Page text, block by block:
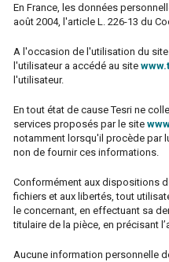
En France, les données
août 2004, l'article L. 226-13 du
A l'occasion de l'utilisation du
l'utilisateur a accédé au site
l'utilisateur.
En tout état de cause Tesri ne
services proposés par le site
notamment lorsqu'il procède par
non de fournir ces informations.
Conformément aux dispositions
fichiers et aux libertés, tout
le concernant, en effectuant sa
titulaire de la pièce, en précisant
Aucune information personnelle